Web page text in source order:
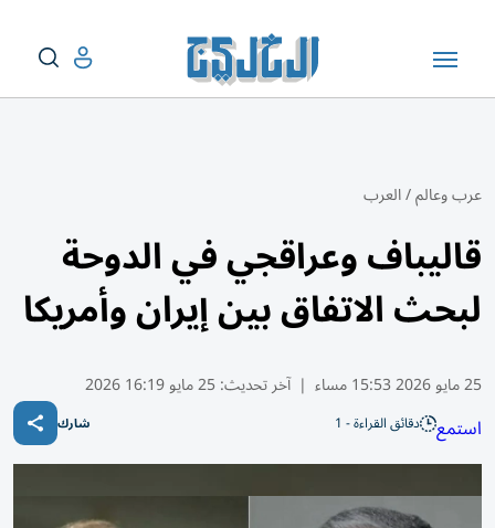
عرب وعالم/العرب
قاليباف وعراقجي في الدوحة
لبحث الاتفاق بين إيران وأمريكا
25 مايو 2026 15:53 مساء | آخر تحديث:25 مايو 16:19 2026
استمع دقائق القراءة - 1 شارك